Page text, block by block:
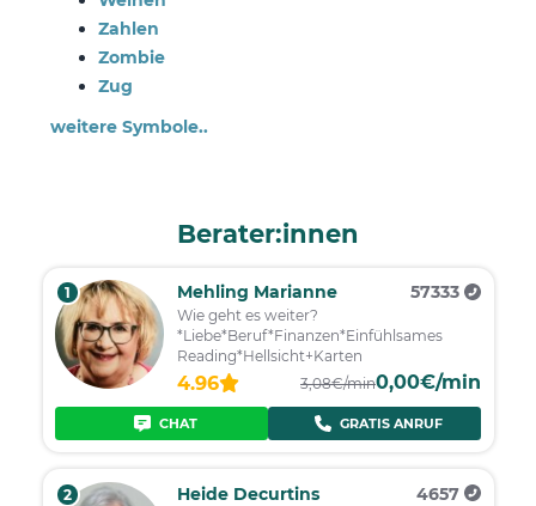
Zahlen
Zombie
Zug
weitere Symbole..
Berater:innen
1 Mehling Marianne 57333
Wie geht es weiter?
*Liebe*Beruf*Finanzen*Einfühlsames
Reading*Hellsicht+Karten
4.96 3,08€/min0,00€/min
CHAT GRATIS ANRUF
2 Heide Decurtins 4657